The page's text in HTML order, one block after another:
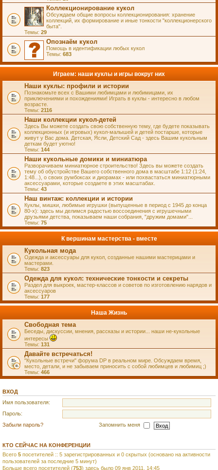
Коллекционирование кукол
Обсуждаем общие вопросы коллекционирования: хранение
коллекций, их формирование и иные тонкости "коллекционерского
быта".
Темы: 29
Опознаём кукол
Помощь в идентификации любых кукол
Темы: 683
Играем: наши куклы и игры вокруг них
Наши куклы: профили и истории
Познакомьте всех с Вашими любимцами и любимицами, их
приключениями и похождениями! Играть в куклы - интересно в любом
возрасте.
Темы: 2116
Наши коллекции кукол-детей
Здесь Вы можете создать свою собственную тему, где будете показывать
коллекционных (и игровых) кукол-малышей и детей постарше, которые
живут у Вас дома. Детская, Ясли, Детский Сад - здесь Вашим кукольным
деткам будет уютно!
Темы: 144
Наши кукольные домики и миниатюра
Разворачиваем миниатюрное строительство! Здесь вы можете создать
тему об обустройстве Вашего собственного дома в масштабе 1:12 (1:24,
1:48...), о своих румбоксах и диорамах - или похвастаться миниатюрными
аксессуарами, которые создаете в этих масштабах.
Темы: 43
Наш винтаж: коллекции и истории
Куклы, мишки, любимые игрушки (выпущенные в период с 1945 до конца
80-х): здесь мы делимся радостью воссоединения с игрушечными
друзьями детства, показываем наши собрания, "дружим домами"...
Темы: 75
К вершинам мастерства - вместе
Кукольная мода
Одежда и аксессуары для кукол, созданные нашими мастерицами и
мастерами.
Темы: 823
Одежда для кукол: технические тонкости и секреты
Раздел для выкроек, мастер-классов и советов по изготовлению нарядов и
аксессуаров
Темы: 177
Наша Жизнь
Свободная тема
Беседы, дискуссии, мнения, рассказы и истории... наши не-кукольные
интересы
Темы: 131
Давайте встречаться!
"Кукольные встречи" форума DP в реальном мире. Обсуждаем время,
место, детали, и не забываем приносить с собой любимцев и любимиц ;)
Темы: 466
ВХОД
Имя пользователя:
Пароль:
Забыли пароль?
Запомнить меня
КТО СЕЙЧАС НА КОНФЕРЕНЦИИ
Всего 5 посетителей :: 5 зарегистрированных и 0 скрытых (основано на активности
пользователей за последние 5 минут)
Больше всего посетителей (753) здесь было 09 янв 2011, 14:45